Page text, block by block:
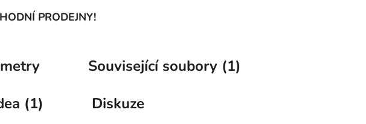
PRODEJNY!
Související soubory (1)
(1)
Diskuze